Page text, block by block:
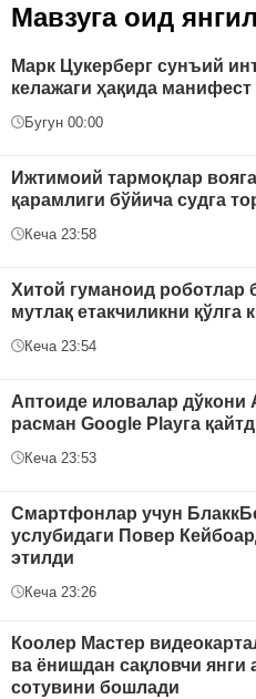
Мавзуга оид
Марк Цукерберг сунъий
келажаги ҳақида
Бугун 00:00
Ижтимоий тармоқлар
қарамлиги бўйича судга
Кеча 23:58
Хитой гуманоид роботлар
мутлақ етакчиликни қўлга
Кеча 23:54
Аптоиде иловалар
расман Google Playга
Кеча 23:53
Смартфонлар учун
услубидаги Повер
этилди
Кеча 23:26
Коолер Мастер
ва ёнишдан сақловчи янги
сотувини бошлади